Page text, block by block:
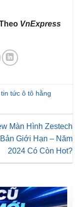
VnExpress
tin tức ô tô hằng
Màn Hình Zestech
Giới Hạn – Năm
2024 Có Còn Hot?